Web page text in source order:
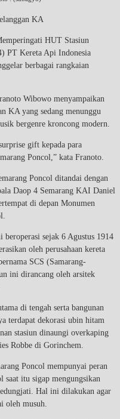
KA
HUT Stasiun
PT Kereta Api Indonesia
berbagai rangkaian
Wibowo menyampaikan
KA yang sedang menunggu
bergenre kroncong modern.
gift kepada para
Poncol,” kata Franoto.
Poncol ditandai dengan
Daop 4 Semarang KAI Daniel
di depan Monumen
beroperasi sejak 6 Agustus 1914
oleh perusahaan kereta
SCS (Samarang-
ini dirancang oleh arsitek
di tengah serta bangunan
terdapat dekorasi ubin hitam
stasiun dinaungi overkaping
Robbe di Gorinchem.
Poncol mempunyai peran
saat itu sigap mengungsikan
Hal ini dilakukan agar
oleh musuh.